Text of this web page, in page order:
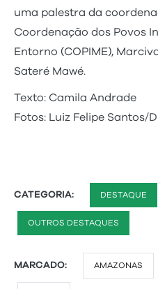
uma palestra da
Coordenação dos Povos
Entorno (COPIME),
Sateré Mawé.
Texto: Camila Andrade
Fotos: Luiz Felipe Santos/
CATEGORIA: DESTAQUE
OUTROS DESTAQUES
MARCADO: AMAZONAS